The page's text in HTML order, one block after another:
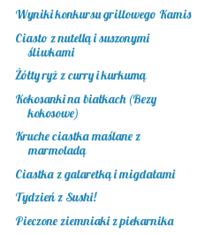
Wyniki konkursu grillowego Kamis
Ciasto z nutellą i suszonymi
śliwkami
Żółty ryż z curry i kurkumą
Kokosanki na białkach (Bezy
kokosowe)
Kruche ciastka maślane z
marmoladą
Ciastka z galaretką i migdałami
Tydzień z Sushi!
Pieczone ziemniaki z piekarnika